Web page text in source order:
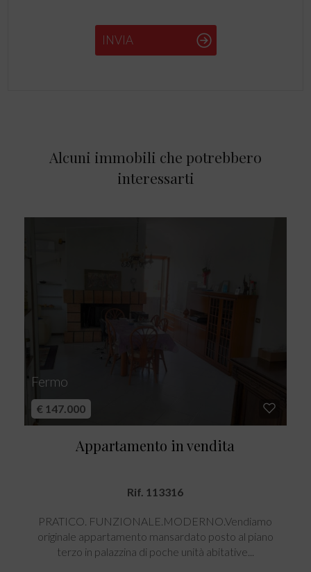
INVIA
Alcuni immobili che potrebbero
interessarti
Fermo
€ 147.000
Appartamento in vendita
Rif. 113316
PRATICO. FUNZIONALE.MODERNO.Vendiamo
originale appartamento mansardato posto al piano
terzo in palazzina di poche unità abitative...